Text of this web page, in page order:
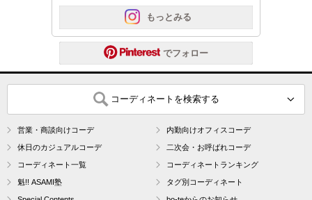
でフォロー
もっとみる
コーディネートを検索する
営業・商談向けコーデ 内勤向けオフィスコーデ
休日のカジュアルコーデ 二次会・お呼ばれコーデ
コーディネート一覧 コーディネートランキング
魁!! ASAMI塾 タグ別コーディネート